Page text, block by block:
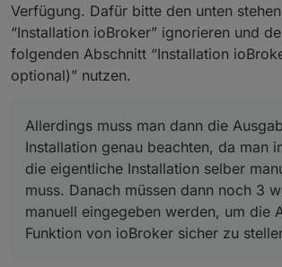
Verfügung. Dafür bitte den unten
“Installation ioBroker” ignorieren und
folgenden Abschnitt “Installation
optional)” nutzen.
Allerdings muss man dann die
Installation genau beachten, da man
die eigentliche Installation selber
muss. Danach müssen dann noch 3
manuell eingegeben werden, um die
Funktion von ioBroker sicher zu